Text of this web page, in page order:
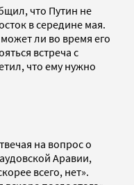
что Путин не
в середине мая.
может ли во время его
встреча с
что ему нужно
на вопрос о
Аравии,
всего, нет».